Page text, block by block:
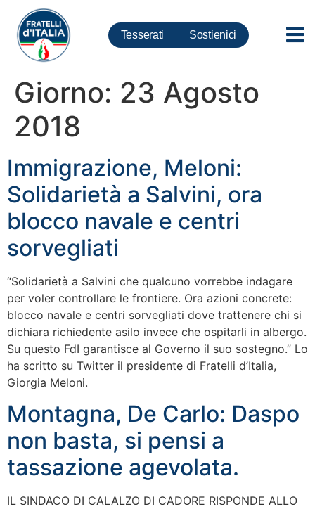
Tesserati Sostienici
Giorno: 23 Agosto
2018
Immigrazione, Meloni:
Solidarietà a Salvini, ora
blocco navale e centri
sorvegliati
“Solidarietà a Salvini che qualcuno vorrebbe indagare
per voler controllare le frontiere. Ora azioni concrete:
blocco navale e centri sorvegliati dove trattenere chi si
dichiara richiedente asilo invece che ospitarli in albergo.
Su questo FdI garantisce al Governo il suo sostegno.” Lo
ha scritto su Twitter il presidente di Fratelli d’Italia,
Giorgia Meloni.
Montagna, De Carlo: Daspo
non basta, si pensi a
tassazione agevolata.
IL SINDACO DI CALALZO DI CADORE RISPONDE ALLO